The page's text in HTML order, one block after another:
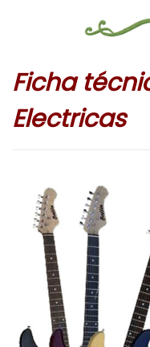
Ficha
Electricas